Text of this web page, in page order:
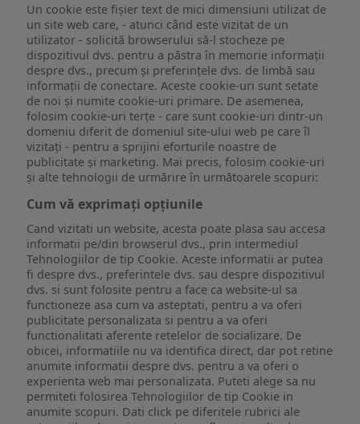
Un cookie este fişier text de mici dimensiuni utilizat de
un site web care, - atunci când este vizitat de un
utilizator - solicită browserului să-l stocheze pe
dispozitivul dvs. pentru a păstra în memorie informații
despre dvs., precum și preferințele dvs. de limbă sau
informații de conectare. Aceste cookie-uri sunt setate
de noi și numite cookie-uri primare. De asemenea,
folosim cookie-uri terțe - care sunt cookie-uri dintr-un
domeniu diferit de domeniul site-ului web pe care îl
vizitați - pentru a sprijini eforturile noastre de
publicitate și marketing. Mai precis, folosim cookie-uri
și alte tehnologii de urmărire în următoarele scopuri:
Cum vă exprimați opțiunile
Cand vizitati un website, acesta poate plasa sau accesa
informatii pe/din browserul dvs., prin intermediul
Tehnologiilor de tip Cookie. Aceste informatii ar putea
fi despre dvs., preferintele dvs. sau despre dispozitivul
dvs. si sunt folosite pentru a face ca website-ul sa
functioneze asa cum va asteptati, pentru a va oferi
publicitate personalizata si pentru a va oferi
functionalitati aferente retelelor de socializare. De
obicei, informatiile nu va identifica direct, dar pot retine
anumite informatii despre dvs. pentru a va oferi o
experienta web mai personalizata. Puteti alege sa nu
permiteti folosirea Tehnologiilor de tip Cookie in
anumite scopuri. Dati click pe diferitele rubrici ale